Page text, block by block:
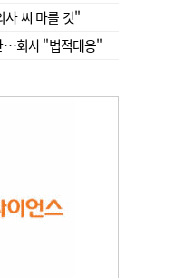
사 씨 마를 것"
…회사 "법적대응"